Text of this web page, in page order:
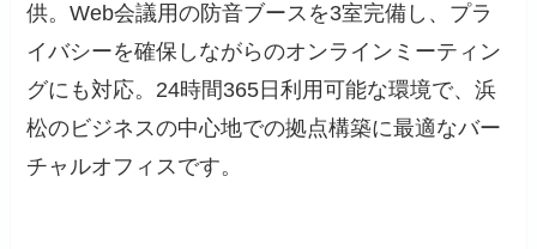
供。Web会議用の防音ブースを3室完備し、プラ
イバシーを確保しながらのオンラインミーティン
グにも対応。24時間365日利用可能な環境で、浜
松のビジネスの中心地での拠点構築に最適なバー
チャルオフィスです。